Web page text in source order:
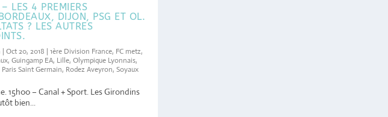
LES 4 PREMIERS
DIJON, PSG ET OL.
? LES AUTRES
| Oct 20, 2018 | 1ère Division France, FC metz,
, Guingamp EA, Lille, Olympique Lyonnais,
Paris Saint Germain, Rodez Aveyron, Soyaux
15h00 – Canal + Sport. Les Girondins
bien...